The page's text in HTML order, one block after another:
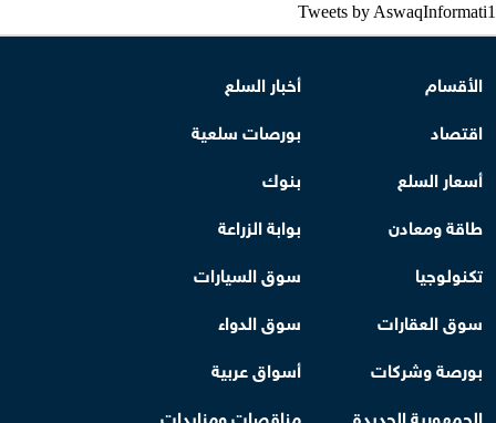
Tweets by AswaqInformati1
الأقسام
أخبار السلع
اقتصاد
بورصات سلعية
أسعار السلع
بنوك
طاقة ومعادن
بوابة الزراعة
تكنولوجيا
سوق السيارات
سوق العقارات
سوق الدواء
بورصة وشركات
أسواق عربية
الجمهورية الجديدة
مناقصات ومزايدات